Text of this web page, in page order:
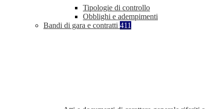
Tipologie di controllo
Obblighi e adempimenti
Bandi di gara e contratti 411